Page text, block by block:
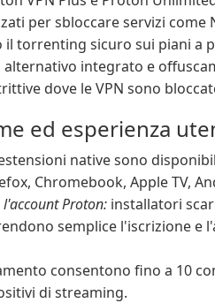
per sbloccare servizi come
torrenting sicuro sui piani a
alternativo integrato e
dove le VPN sono
ed esperienza
native sono
Chromebook, Apple TV,
Proton: installatori
semplice l'iscrizione e
consentono fino a 10
di streaming.